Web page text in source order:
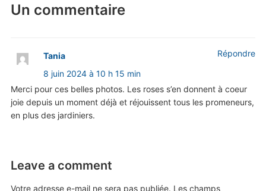
Un commentaire
Tania
8 juin 2024 à 10 h 15 min
Merci pour ces belles photos. Les roses s’en donnent à coeur
joie depuis un moment déjà et réjouissent tous les promeneurs,
en plus des jardiniers.
Répondre
Leave a comment
Votre adresse e-mail ne sera pas publiée. Les champs